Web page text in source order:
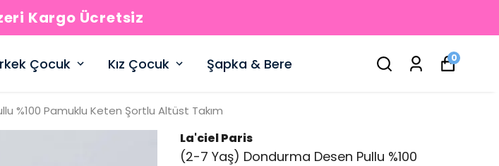
Kargo Ücretsiz
Çocuk Kız Çocuk Şapka & Bere 0
%100 Pamuklu Keten Şortlu Altüst Takım
La'ciel Paris
(2-7 Yaş) Dondurma Desen Pullu %100